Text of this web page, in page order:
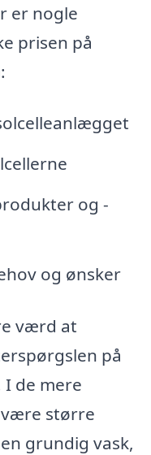
er nogle
prisen på
:
og -
og ønsker
værd at
på
I de mere
større
grundig vask,